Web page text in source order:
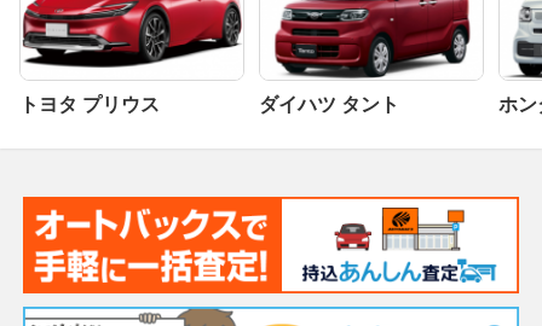
トヨタ プリウス ダイハツ タント ホン